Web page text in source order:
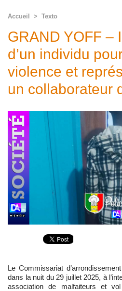
Accueil > Texto
GRAND YOFF –
d’un individu
violence et
un collaborateur
Le Commissariat d’arrondissement de Grand Yoff a procédé,
dans la nuit du 29 juillet 2025, à
association de malfaiteurs et